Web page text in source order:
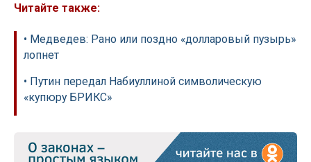
Читайте также:
• Медведев: Рано или поздно «долларовый пузырь»
лопнет
• Путин передал Набиуллиной символическую
«купюру БРИКС»